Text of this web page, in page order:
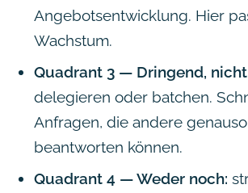
Angebotsentwicklung. Hier
Wachstum.
Quadrant 3 — Dringend,
delegieren oder batchen.
Anfragen, die andere
beantworten können.
Quadrant 4 — Weder noch: